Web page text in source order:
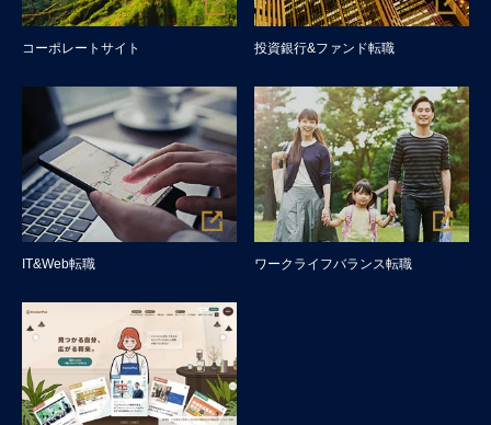
コーポレートサイト 投資銀行&ファンド転職
IT&Web転職 ワークライフバランス転職